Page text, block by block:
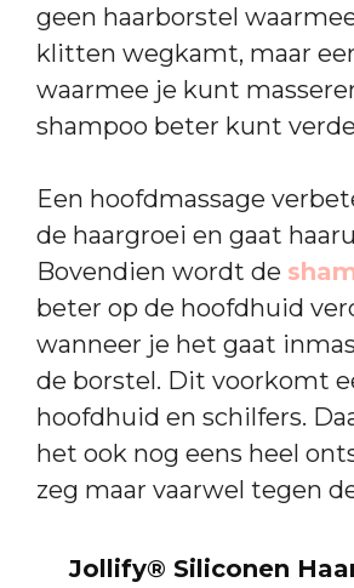
geen haarborstel
klitten wegkamt, maar
waarmee je kunt
shampoo beter kunt
Een hoofdmassage
de haargroei en gaat
Bovendien wordt de
beter op de hoofdhuid
wanneer je het gaat
de borstel. Dit voorkomt
hoofdhuid en schilfers.
het ook nog eens heel
zeg maar vaarwel tegen
Jollify® Siliconen